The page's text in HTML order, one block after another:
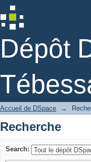
Dépôt
Recherche
Accueil de DSpace →
Recherche
Search: